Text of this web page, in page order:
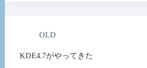
OLD
KDE4.7がやってきた